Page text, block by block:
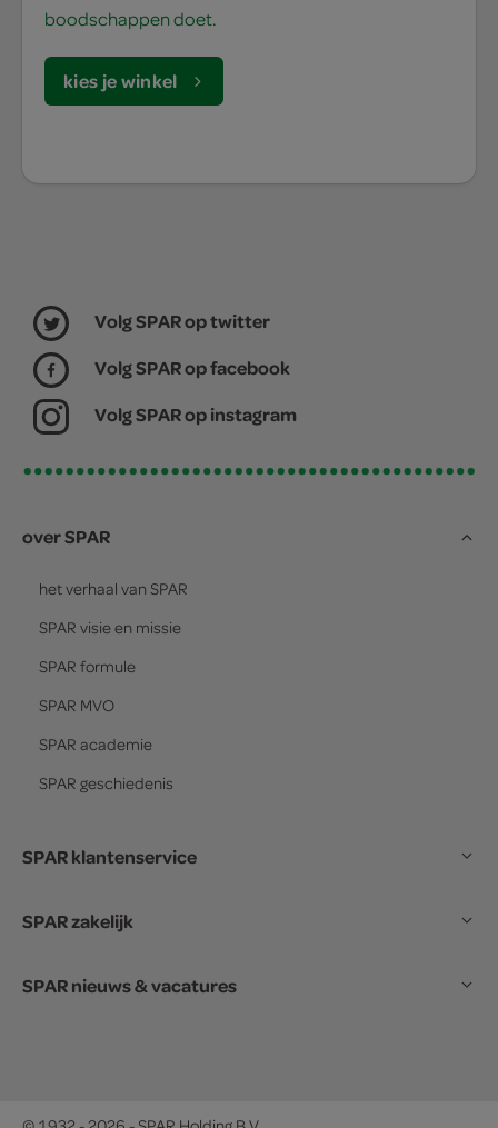
boodschappen doet.
kies je winkel
Volg SPAR op twitter
Volg SPAR op facebook
Volg SPAR op instagram
over SPAR
het verhaal van SPAR
SPAR visie en missie
SPAR formule
SPAR MVO
SPAR academie
SPAR geschiedenis
SPAR klantenservice
SPAR zakelijk
SPAR nieuws & vacatures